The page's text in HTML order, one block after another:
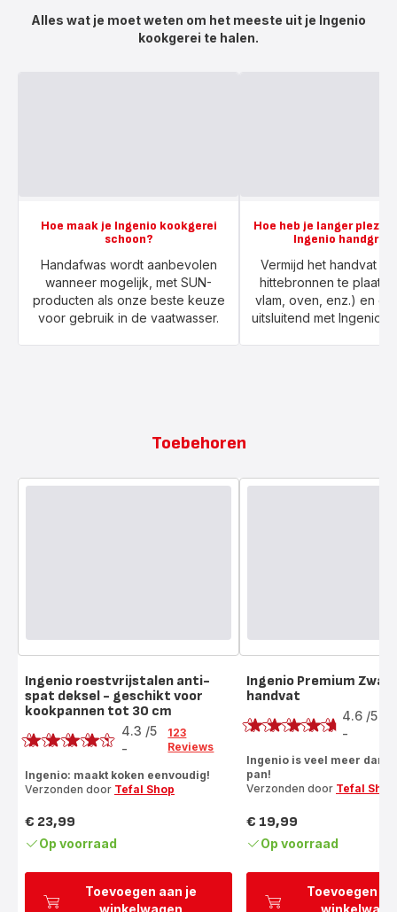
Alles wat je moet weten om het meeste uit je Ingenio
kookgerei te halen.
Hoe maak je Ingenio kookgerei
schoon?
Handafwas wordt aanbevolen
wanneer mogelijk, met SUN-
producten als onze beste keuze
voor gebruik in de vaatwasser.
Hoe heb je langer
Ingenio
Vermijd het handvat te
hittebronnen te
vlam, oven, enz.) en
uitsluitend met Ingenio
Toebehoren
Toevoegen aan je
winkelwagen
Ingenio roestvrijstalen anti-
spat deksel - geschikt voor
kookpannen tot 30 cm
Score
4.3 /5
-
123
Reviews
Ingenio: maakt koken eenvoudig!
Verzonden door Tefal Shop
Prijs
€ 23,99
Op voorraad
Toevoegen
Ingenio Premium Zwart
handvat
Score
4.6 /5
-
Ingenio is veel meer dan
pan!
Verzonden door Tefal Shop
Prijs
€ 19,99
Op voorraad